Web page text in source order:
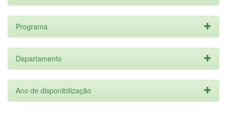
Programa
Departamento
Ano de disponibilização